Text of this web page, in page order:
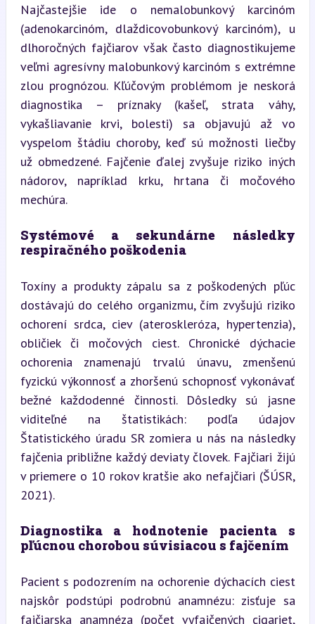
Najčastejšie ide o nemalobunkový karcinóm
(adenokarcinóm, dlaždicovobunkový karcinóm), u
dlhoročných fajčiarov však často diagnostikujeme
veľmi agresívny malobunkový karcinóm s extrémne
zlou prognózou. Kľúčovým problémom je neskorá
diagnostika – príznaky (kašeľ, strata váhy,
vykašliavanie krvi, bolesti) sa objavujú až vo
vyspelom štádiu choroby, keď sú možnosti liečby
už obmedzené. Fajčenie ďalej zvyšuje riziko iných
nádorov, napríklad krku, hrtana či močového
mechúra.
Systémové a sekundárne následky
respiračného poškodenia
Toxíny a produkty zápalu sa z poškodených pľúc
dostávajú do celého organizmu, čím zvyšujú riziko
ochorení srdca, ciev (ateroskleróza, hypertenzia),
obličiek či močových ciest. Chronické dýchacie
ochorenia znamenajú trvalú únavu, zmenšenú
fyzickú výkonnosť a zhoršenú schopnosť vykonávať
bežné každodenné činnosti. Dôsledky sú jasne
viditeľné na štatistikách: podľa údajov
Štatistického úradu SR zomiera u nás na následky
fajčenia približne každý deviaty človek. Fajčiari žijú
v priemere o 10 rokov kratšie ako nefajčiari (ŠÚSR,
2021).
Diagnostika a hodnotenie pacienta s
pľúcnou chorobou súvisiacou s fajčením
Pacient s podozrením na ochorenie dýchacích ciest
najskôr podstúpi podrobnú anamnézu: zisťuje sa
fajčiarska anamnéza (počet vyfajčených cigariet,